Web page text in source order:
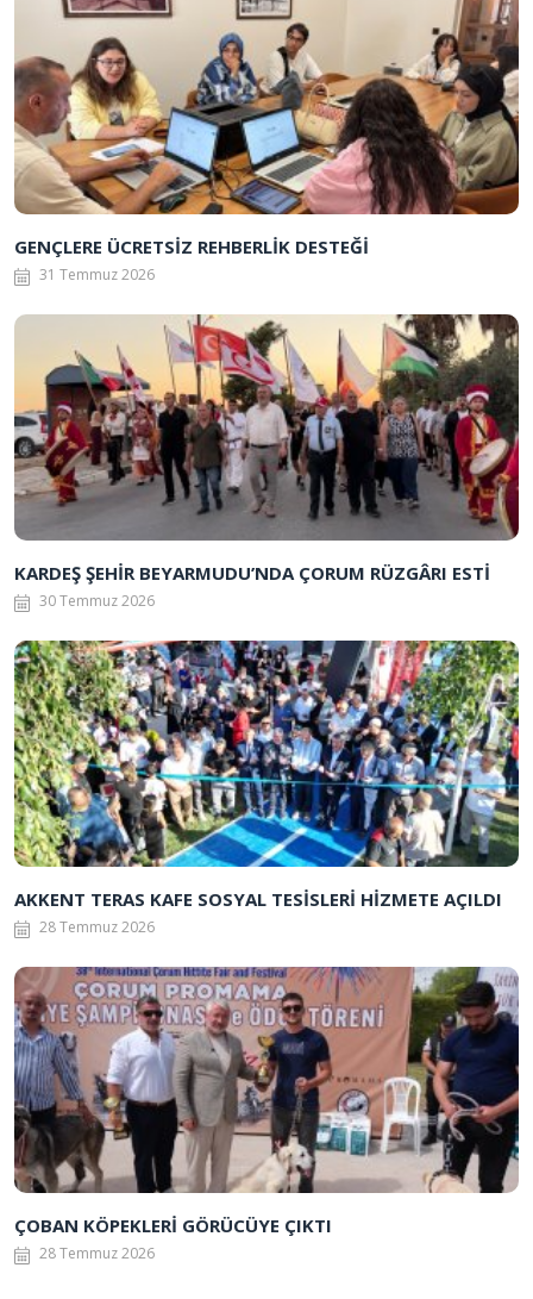
GENÇLERE ÜCRETSİZ REHBERLİK DESTEĞİ
31 Temmuz 2026
KARDEŞ ŞEHİR BEYARMUDU’NDA ÇORUM RÜZGÂRI ESTİ
30 Temmuz 2026
AKKENT TERAS KAFE SOSYAL TESİSLERİ HİZMETE AÇILDI
28 Temmuz 2026
ÇOBAN KÖPEKLERİ GÖRÜCÜYE ÇIKTI
28 Temmuz 2026